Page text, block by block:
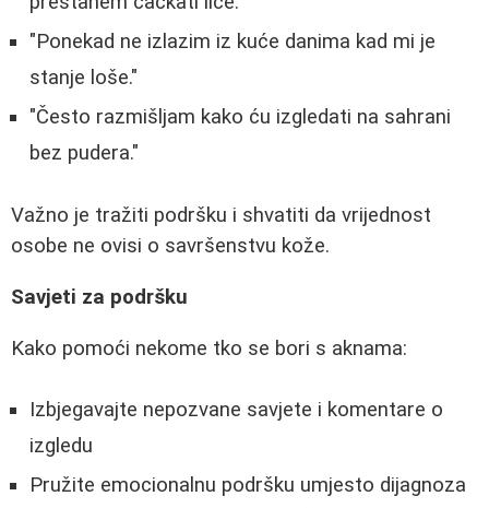
"Ponekad ne izlazim iz kuće danima kad mi je
stanje loše."
"Često razmišljam kako ću izgledati na sahrani
bez pudera."
Važno je tražiti podršku i shvatiti da vrijednost
osobe ne ovisi o savršenstvu kože.
Savjeti za podršku
Kako pomoći nekome tko se bori s aknama:
Izbjegavajte nepozvane savjete i komentare o
izgledu
Pružite emocionalnu podršku umjesto dijagnoza